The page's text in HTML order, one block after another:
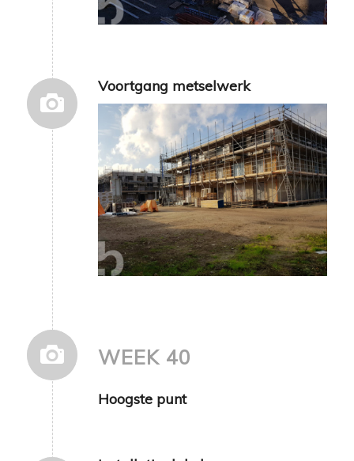
Voortgang metselwerk
WEEK 40
Hoogste punt